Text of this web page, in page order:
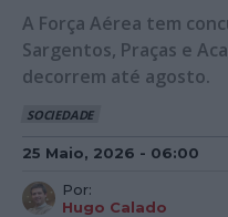
A Força Aérea tem
Sargentos, Praças e
decorrem até agosto.
SOCIEDADE
25 Maio, 2026 - 06:00
Por:
Hugo Calado